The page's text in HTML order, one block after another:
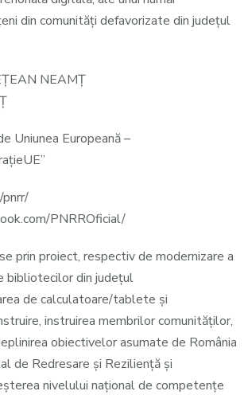
din comunități defavorizate din județul
NEAMȚ
Uniunea Europeană –
PNRROficial/
prin proiect, respectiv de modernizare a
bibliotecilor din județul
de calculatoare/tablete și
instruirea membrilor comunităților,
obiectivelor asumate de România
de Redresare și Reziliență și
nivelului național de competențe